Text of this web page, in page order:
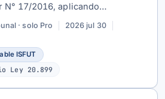
N° 17/2016, aplicando
legal con decimales
una tasa de
(no 19% ni 20%).
· solo Pro
2026 jul 30
ISFUT
Ley 20.899